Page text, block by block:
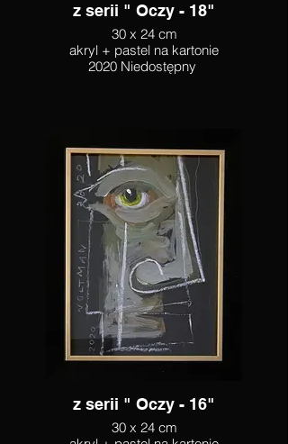
z serii " Oczy - 18"
30 x 24 cm
akryl + pastel na kartonie
2020 Niedostępny
z serii " Oczy - 16"
30 x 24 cm